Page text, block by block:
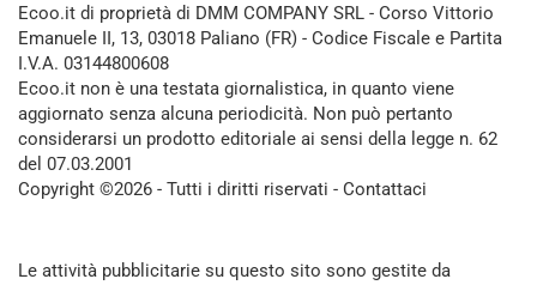
Ecoo.it di proprietà di DMM COMPANY SRL - Corso Vittorio
Emanuele II, 13, 03018 Paliano (FR) - Codice Fiscale e Partita
I.V.A. 03144800608
Ecoo.it non è una testata giornalistica, in quanto viene
aggiornato senza alcuna periodicità. Non può pertanto
considerarsi un prodotto editoriale ai sensi della legge n. 62
del 07.03.2001
Copyright ©2026 - Tutti i diritti riservati - Contattaci
Le attività pubblicitarie su questo sito sono gestite da